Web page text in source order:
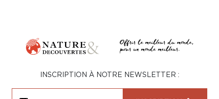
INSCRIPTION À NOTRE NEWSLETTER :